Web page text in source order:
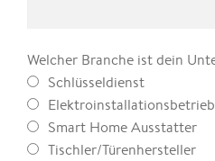
Welcher Branche ist dein
Schlüsseldienst
Elektroinstallationsbetrieb
Smart Home Ausstatter
Tischler/Türenhersteller